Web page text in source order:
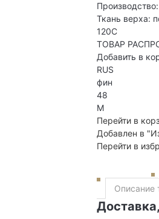
Производство:
Ткань верха:
120С
ТОВАР
Добавить в
RUS
фин
48
M
Перейти в
Добавлен в
Перейти в
Описание